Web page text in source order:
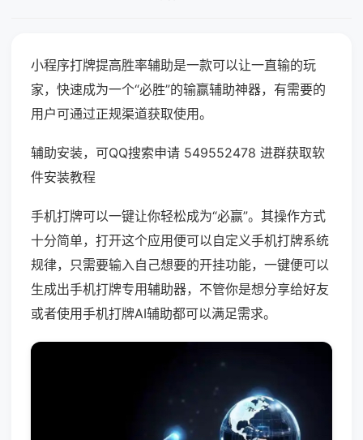
小程序打牌提高胜率辅助是一款可以让一直输的玩
家，快速成为一个“必胜”的输赢辅助神器，有需要的
用户可通过正规渠道获取使用。
辅助安装，可QQ搜索申请 549552478 进群获取软
件安装教程
手机打牌可以一键让你轻松成为“必赢”。其操作方式
十分简单，打开这个应用便可以自定义手机打牌系统
规律，只需要输入自己想要的开挂功能，一键便可以
生成出手机打牌专用辅助器，不管你是想分享给好友
或者使用手机打牌AI辅助都可以满足需求。